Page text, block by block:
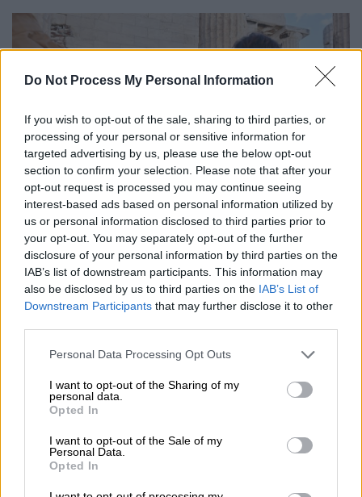
Do Not Process My Personal Information
If you wish to opt-out of the sale, sharing to third parties, or
processing of your personal or sensitive information for
targeted advertising by us, please use the below opt-out
section to confirm your selection. Please note that after your
opt-out request is processed you may continue seeing
interest-based ads based on personal information utilized by
us or personal information disclosed to third parties prior to
your opt-out. You may separately opt-out of the further
disclosure of your personal information by third parties on the
IAB’s list of downstream participants. This information may
also be disclosed by us to third parties on the IAB’s List of
Downstream Participants that may further disclose it to other
Please note that this website/app uses one or more Google
not limited to your visit or usage behaviour. You may click to
grant or deny consent to Google and its third-party tags to
use your data for below specified purposes in below Google
consent section.
Personal Data Processing Opt Outs
I want to opt-out of the Sharing of my
personal data.
Opted In
I want to opt-out of the Sale of my
Personal Data.
Opted In
ΑμεΑ στην Ακρόπολη (INTIME NEWS/ΝΙΚΟΣ
ΧΑΛΚΙΟΠΟΥΛΟΣ)
ΑμεΑ στην Ακρόπολη (INTIME NEWS/ΝΙΚΟΣ
ΧΑΛΚΙΟΠΟΥΛΟΣ)